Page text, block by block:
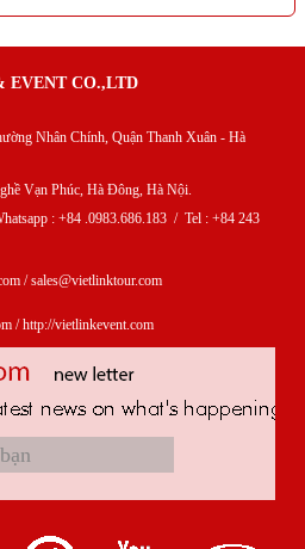
hàng gửi về email của Vietlink
CO.,LTD
Nhân Chính, Quận Thanh Xuân - Hà
: +84 .0983.686.183 / Tel : +84 243
/ http://vietlinkevent.com